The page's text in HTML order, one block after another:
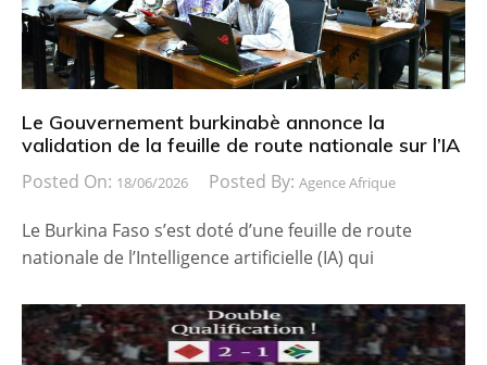
Le Gouvernement burkinabè annonce la
validation de la feuille de route nationale sur l’IA
Posted On: 18/06/2026 Posted By: Agence Afrique
Le Burkina Faso s’est doté d’une feuille de route
nationale de l’Intelligence artificielle (IA) qui